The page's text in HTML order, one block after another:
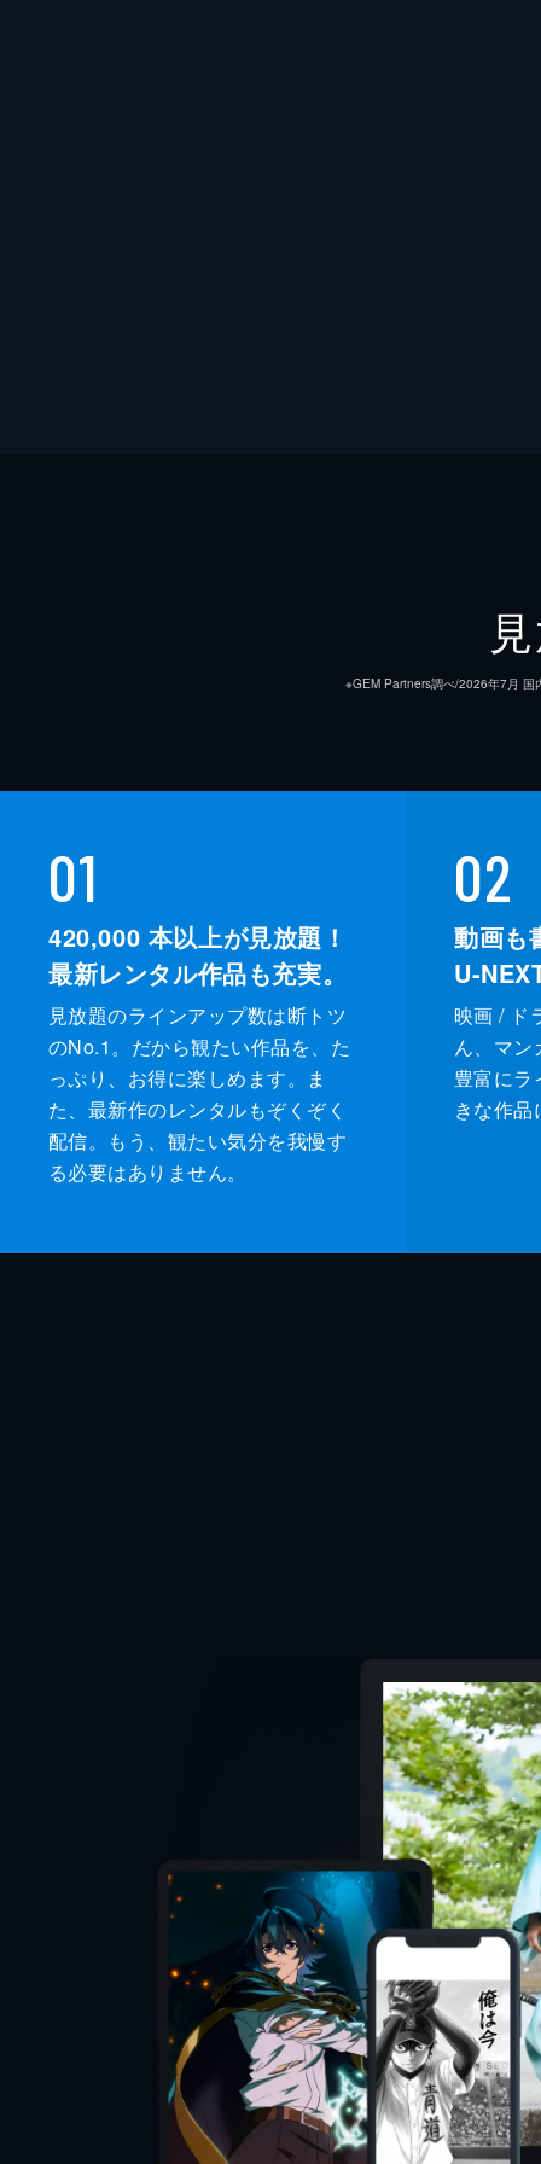
脚本
※GEM Partners調べ/2026年7⽉ 国
01
420,000 本以上が見放題！
最新レンタル作品も充実。
見放題のラインアップ数は断トツ
のNo.1。だから観たい作品を、た
っぷり、お得に楽しめます。ま
た、最新作のレンタルもぞくぞく
配信。もう、観たい気分を我慢す
る必要はありません。
02
動画も
U-
映画 / ド
ん、マン
豊富にラ
きな作